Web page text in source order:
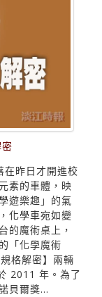
昨日才開進校
素的車體，映
遊樂趣」的氣
化學車宛如變
的魔術桌上，
「化學魔術
格解密】兩輛
2011 年。為了
貝爾獎...